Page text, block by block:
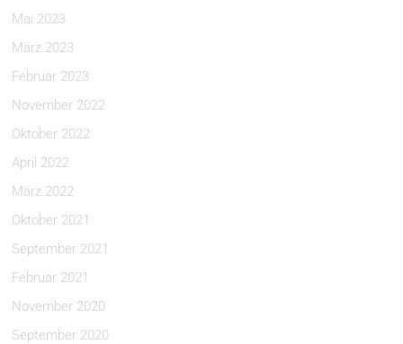
Mai 2023
März 2023
Februar 2023
November 2022
Oktober 2022
April 2022
März 2022
Oktober 2021
September 2021
Februar 2021
November 2020
September 2020